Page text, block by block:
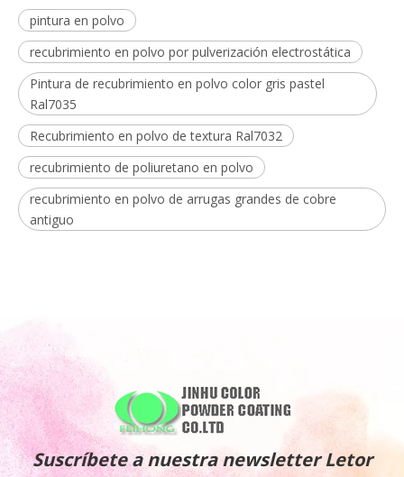
pintura en polvo
recubrimiento en polvo por pulverización electrostática
Pintura de recubrimiento en polvo color gris pastel
Ral7035
Recubrimiento en polvo de textura Ral7032
recubrimiento de poliuretano en polvo
recubrimiento en polvo de arrugas grandes de cobre
antiguo
Suscríbete a nuestra newsletter Letor